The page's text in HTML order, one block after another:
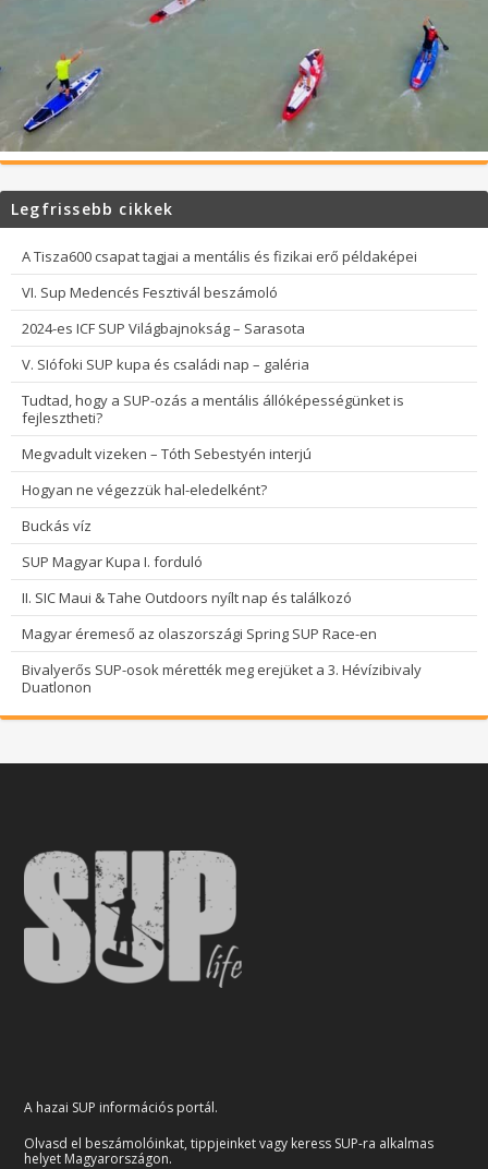
Legfrissebb cikkek
A Tisza600 csapat tagjai a mentális és fizikai erő példaképei
VI. Sup Medencés Fesztivál beszámoló
2024-es ICF SUP Világbajnokság – Sarasota
V. SIófoki SUP kupa és családi nap – galéria
Tudtad, hogy a SUP-ozás a mentális állóképességünket is
fejlesztheti?
Megvadult vizeken – Tóth Sebestyén interjú
Hogyan ne végezzük hal-eledelként?
Buckás víz
SUP Magyar Kupa I. forduló
II. SIC Maui & Tahe Outdoors nyílt nap és találkozó
Magyar éremeső az olaszországi Spring SUP Race-en
Bivalyerős SUP-osok mérették meg erejüket a 3. Hévízibivaly
Duatlonon
A hazai SUP információs portál.
Olvasd el beszámolóinkat, tippjeinket vagy keress SUP-ra alkalmas
helyet Magyarországon.